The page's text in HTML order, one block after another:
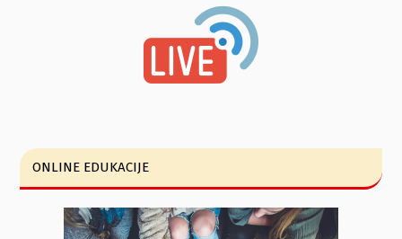
ONLINE EDUKACIJE